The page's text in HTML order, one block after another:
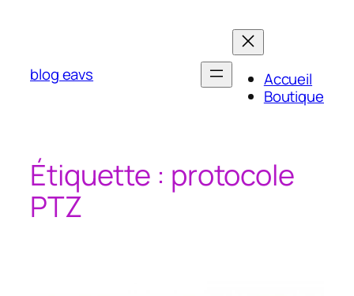
blog eavs
Accueil
Boutique
Étiquette : protocole
PTZ